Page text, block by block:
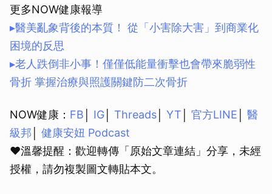
更多NOW健康報導
▸醫美亂象背後的本質！ 從「小害除大害」到商業化
困境的反思
▸老人跌倒非小事！僅僅低能量衝擊也會帶來脆弱性
骨折 掌握治療與照護關鍵防二次骨折
NOW健康： FB IG Threads YT 官方LINE
醫
級邦
健康安妞 Podcast
❤溫馨提醒：歡迎轉傳「原始文章連結」分享，未經
授權，請勿複製圖文轉貼本文。